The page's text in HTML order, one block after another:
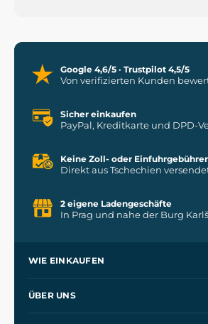
Google 4,6/5 · Trustpilot 4,5/5
Von verifizierten Kunden
Sicher einkaufen
PayPal, Kreditkarte und DPD-
Keine Zoll- oder
Direkt aus Tschechien
2 eigene Ladengeschäfte
In Prag und nahe der Burg
WIE EINKAUFEN
ÜBER UNS